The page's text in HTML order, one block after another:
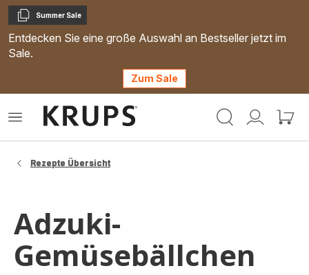
Kopieren
Summer Sale
Entdecken Sie eine große Auswahl an Bestseller jetzt im
Sale.
Zum Sale
Mein
Mein
Das
Rezepte Übersicht
Adzuki-
Gemüsebällchen